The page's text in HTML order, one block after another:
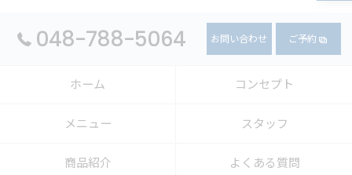
048-788-5064 お問い合わせ ご予約
ホーム コンセプト
メニュー スタッフ
商品紹介 よくある質問